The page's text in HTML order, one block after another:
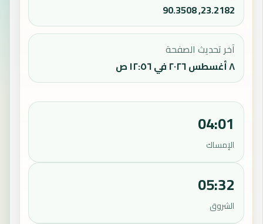
23.2182, 90.3508
آخر تحديث الصفحة
٨ أغسطس ٢٠٢٦ في ١٢:٥٦ ص
04:01
الإمساك
05:32
الشروق